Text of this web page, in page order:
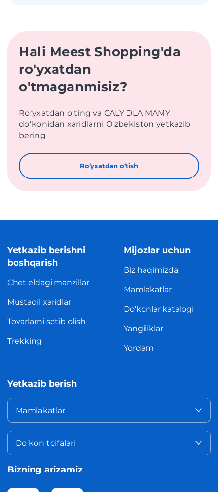
Hali Meest Shopping'da
ro'yxatdan
o'tmaganmisiz?
Roʻyxatdan oʻting va CALY DLA MAMY
doʻkonidan xaridlarni O'zbekiston yetkazib
bering
Roʻyxatdan oʻtish
Yetkazib berishni
boshqarish
Chet eldagi manzillar
Mustaqil xaridlar
Tovarlarni sotib olish
Trekking
Mijozlar uchun
Biz haqimizda
Mamlakatlar
Do'konlar katalogi
Yangiliklar
Yordam
Yetkazib berish
Mamlakatlar
Do'kon toifalari
Bizning arizamiz